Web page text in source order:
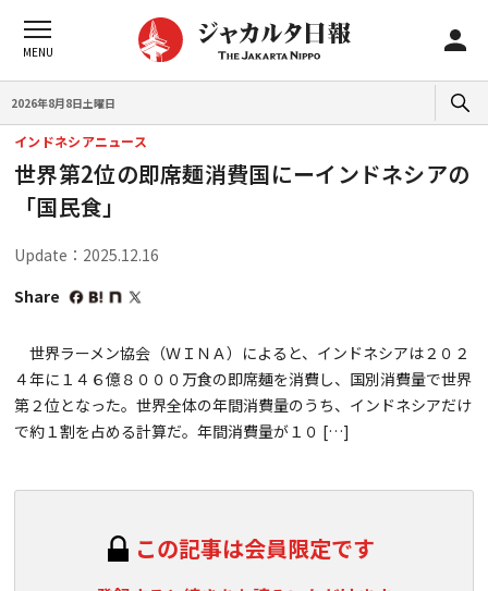
2026年8月8日土曜日
インドネシアニュース
世界第2位の即席麺消費国にーインドネシアの
「国民食」
Update：2025.12.16
Share
世界ラーメン協会（ＷＩＮＡ）によると、インドネシアは２０２
４年に１４６億８０００万食の即席麺を消費し、国別消費量で世界
第２位となった。世界全体の年間消費量のうち、インドネシアだけ
で約１割を占める計算だ。年間消費量が１０ […]
この記事は会員限定です